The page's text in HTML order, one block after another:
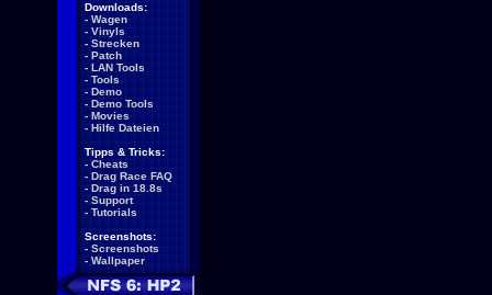
Downloads:
- Wagen
- Vinyls
- Strecken
- Patch
- LAN Tools
- Tools
- Demo
- Demo Tools
- Movies
- Hilfe Dateien
Tipps & Tricks:
- Cheats
- Drag Race FAQ
- Drag in 18.8s
- Support
- Tutorials
Screenshots:
- Screenshots
- Wallpaper